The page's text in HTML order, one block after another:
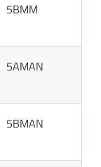
5BMM
5AMAN
5BMAN